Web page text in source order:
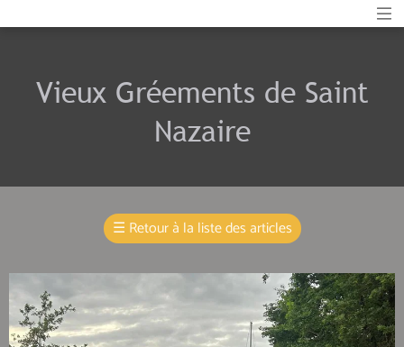
Vieux Gréements de Saint
Nazaire
☰ Retour à la liste des articles